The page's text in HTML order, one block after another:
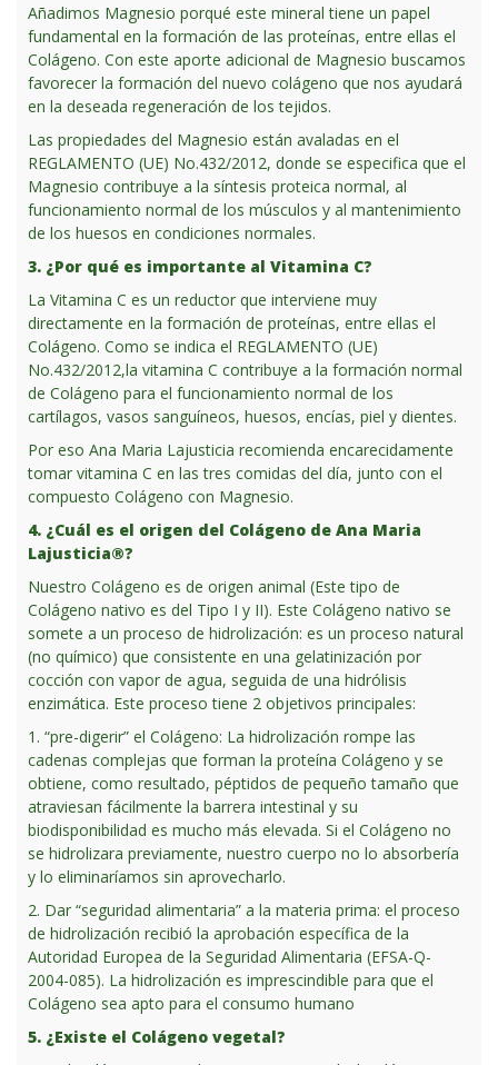
Añadimos Magnesio porqué este mineral tiene un papel
fundamental en la formación de las proteínas, entre ellas el
Colágeno. Con este aporte adicional de Magnesio buscamos
favorecer la formación del nuevo colágeno que nos ayudará
en la deseada regeneración de los tejidos.
Las propiedades del Magnesio están avaladas en el
REGLAMENTO (UE) No.432/2012, donde se especifica que el
Magnesio contribuye a la síntesis proteica normal, al
funcionamiento normal de los músculos y al mantenimiento
de los huesos en condiciones normales.
3. ¿Por qué es importante al Vitamina C?
La Vitamina C es un reductor que interviene muy
directamente en la formación de proteínas, entre ellas el
Colágeno. Como se indica el REGLAMENTO (UE)
No.432/2012,la vitamina C contribuye a la formación normal
de Colágeno para el funcionamiento normal de los
cartílagos, vasos sanguíneos, huesos, encías, piel y dientes.
Por eso Ana Maria Lajusticia recomienda encarecidamente
tomar vitamina C en las tres comidas del día, junto con el
compuesto Colágeno con Magnesio.
4. ¿Cuál es el origen del Colágeno de Ana Maria
Lajusticia®?
Nuestro Colágeno es de origen animal (Este tipo de
Colágeno nativo es del Tipo I y II). Este Colágeno nativo se
somete a un proceso de hidrolización: es un proceso natural
(no químico) que consistente en una gelatinización por
cocción con vapor de agua, seguida de una hidrólisis
enzimática. Este proceso tiene 2 objetivos principales:
1. “pre-digerir” el Colágeno: La hidrolización rompe las
cadenas complejas que forman la proteína Colágeno y se
obtiene, como resultado, péptidos de pequeño tamaño que
atraviesan fácilmente la barrera intestinal y su
biodisponibilidad es mucho más elevada. Si el Colágeno no
se hidrolizara previamente, nuestro cuerpo no lo absorbería
y lo eliminaríamos sin aprovecharlo.
2. Dar “seguridad alimentaria” a la materia prima: el proceso
de hidrolización recibió la aprobación específica de la
Autoridad Europea de la Seguridad Alimentaria (EFSA-Q-
2004-085). La hidrolización es imprescindible para que el
Colágeno sea apto para el consumo humano
5. ¿Existe el Colágeno vegetal?